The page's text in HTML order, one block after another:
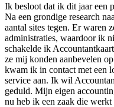
Ik besloot dat ik dit jaar een
Na een grondige research
aantal sites tegen. Er waren
administraties, waardoor ik
schakelde ik
ze mij konden aanbevelen
kwam ik in contact met een
service aan. Ik wil
geduld. Mijn eigen
nu heb ik een zaak die